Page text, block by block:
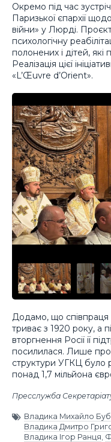
Окремо під час
Паризької єпархії
війни» у Люрді.
психологічну
полонених і дітей, які
Реалізація цієї
«L’Œuvre d’Orient».
Додамо, що співпраця
триває з 1920 року, а
вторгнення Росії її
посилилася. Лише
структури УГКЦ було
понад 1,7 мільйона
Пресслужба
Владика Михайло
Владика Дмитро
Владика Ігор Ранця,